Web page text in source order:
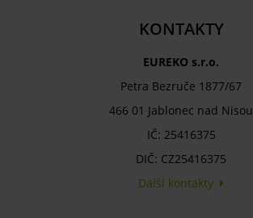
KONTAKTY
EUREKO s.r.o.
Petra Bezruče 1877/67
466 01 Jablonec nad Nisou
IČ: 25416375
DIČ: CZ25416375
Další kontakty